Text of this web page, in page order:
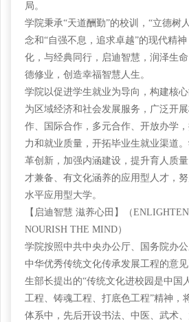
局。
学院秉承“天道酬勤”的校训，“立德树
念和“自强不息，追求卓越”的现代精
化，与经典同行，启迪智慧，润泽生
德修业，创造幸福智慧人生。
学院以促进学生就业为导向，构建核
为区域经济和社会发展服务，广泛开
作、国际合作，多元合作、开放办学
力和就业质量，开拓毕业生就业渠道
革创新，加强内涵建设，提升育人质
才兼备、有文化涵养的应用型人才，
水平应用型大学。
【启迪智慧 滋养心田】（
NOURISH THE MIND）
学院按照中共中央办公厅、国务院办
中华优秀传统文化传承发展工程的意
生部长提出的“传统文化进校园是中国
工程、铸魂工程、打底色工程”精神，
体系中，先后开设书法、中医、武术